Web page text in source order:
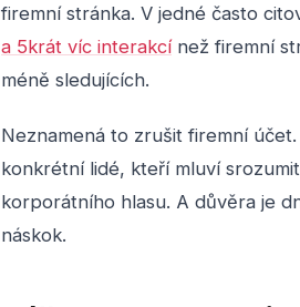
firemní stránka. V jedné často
a 5krát víc interakcínež firemní
méně sledujících.
Neznamená to zrušit firemní
konkrétní lidé, kteří mluví
korporátního hlasu. A důvěra je
náskok.